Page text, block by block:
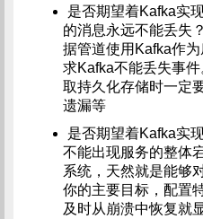
是否期望着Kafka实
的消息永远不能丢失
据管道使用Kafka作
求Kafka不能丢失事
取持久化存储时一定
遗漏等
是否期望着Kafka实
不能出现服务的整体
系统，天然就是能够
你的主要目标，配置
及时从崩溃中恢复就